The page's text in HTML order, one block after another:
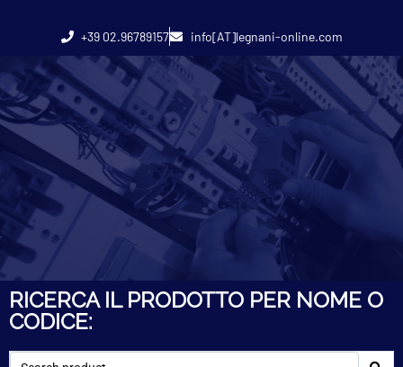
+39 02.96789157 info[AT]legnani-online.com
RICERCA IL PRODOTTO PER NOME O
CODICE: